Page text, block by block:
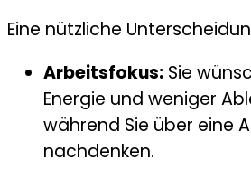
Eine nützliche
Arbeitsfokus: Sie
Energie und weniger
während Sie über eine
nachdenken.